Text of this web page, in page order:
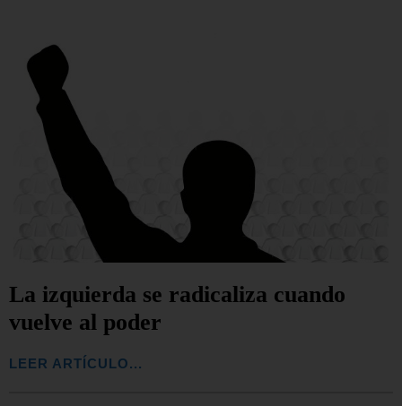
La izquierda se radicaliza cuando
vuelve al poder
LEER ARTÍCULO...